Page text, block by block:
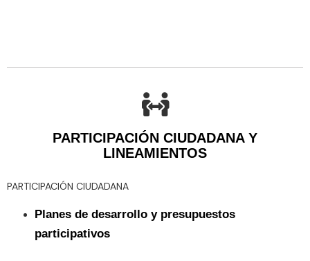
PARTICIPACIÓN CIUDADANA Y
LINEAMIENTOS​
PARTICIPACIÓN CIUDADANA
Planes de desarrollo y presupuestos
participativos